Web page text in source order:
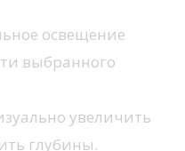
освещение
выбранного
увеличить
глубины.